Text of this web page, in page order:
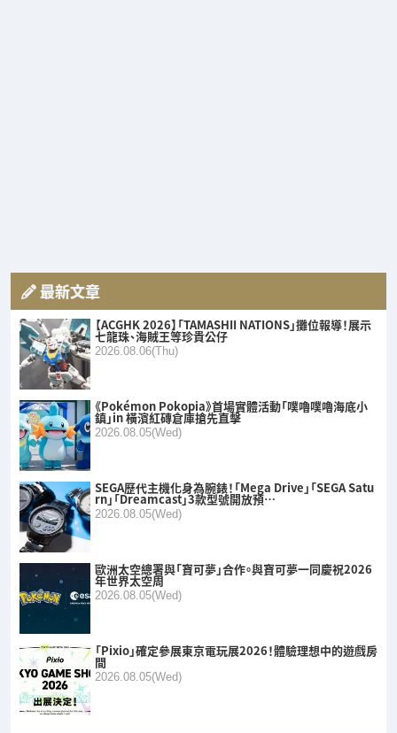
最新文章
【ACGHK 2026】「TAMASHII NATIONS」攤位報導！展示
七龍珠、海賊王等珍貴公仔
2026.08.06(Thu)
《Pokémon Pokopia》首場實體活動「噗嚕噗嚕海底小
鎮」in 橫濱紅磚倉庫搶先直擊
2026.08.05(Wed)
SEGA歷代主機化身為腕錶！「Mega Drive」「SEGA Satu
rn」「Dreamcast」3款型號開放預…
2026.08.05(Wed)
歐洲太空總署與「寶可夢」合作。與寶可夢一同慶祝2026
年世界太空周
2026.08.05(Wed)
「Pixio」確定參展東京電玩展2026！體驗理想中的遊戲房
間
2026.08.05(Wed)